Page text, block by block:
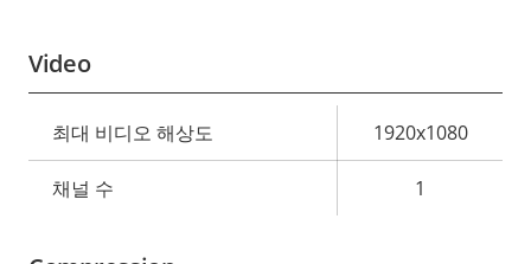
Video
속
성
설
속
최대 비디오 해상도 1920x1080
채널 수 1